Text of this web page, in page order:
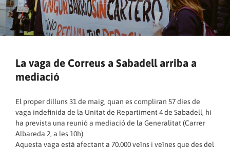
La vaga de Correus a Sabadell arriba a
mediació
El proper dilluns 31 de maig, quan es compliran 57 dies de
vaga indefinida de la Unitat de Repartiment 4 de Sabadell, hi
ha prevista una reunió a mediació de la Generalitat (Carrer
Albareda 2, a les 10h)
Aquesta vaga està afectant a 70.000 veïns i veïnes que des del